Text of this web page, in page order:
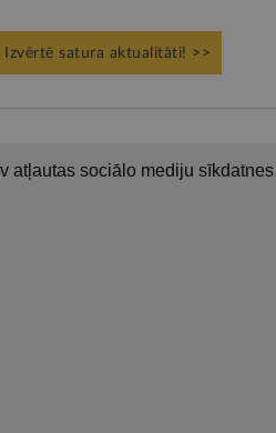
Izvērtē satura aktualitāti! >>